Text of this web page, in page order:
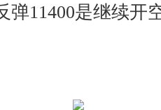
弹11400是继续开